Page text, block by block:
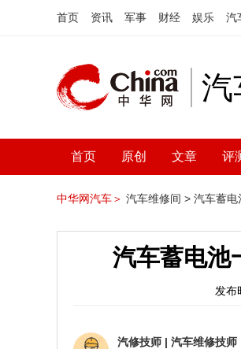
首页 资讯 军事 财经 娱乐 汽
汽
首页 原创 文章 评
中华网汽车＞ 汽车维修间 > 汽车蓄电
汽车蓄电池
发布
汽修技师 | 汽车维修技师